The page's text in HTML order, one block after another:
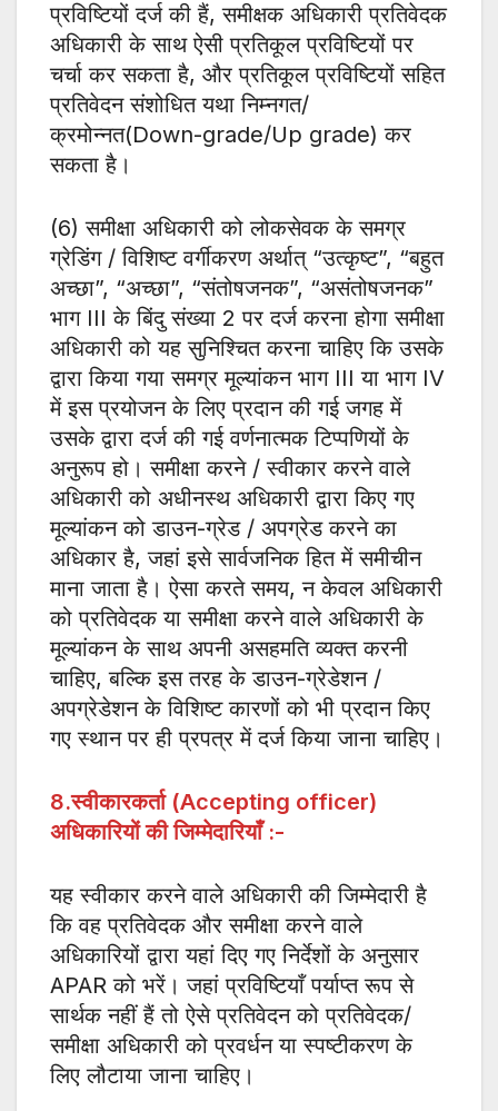
प्रविष्टियों दर्ज की हैं, समीक्षक अधिकारी प्रतिवेदक
अधिकारी के साथ ऐसी प्रतिकूल प्रविष्टियों पर
चर्चा कर सकता है, और प्रतिकूल प्रविष्टियों सहित
प्रतिवेदन संशोधित यथा निम्नगत/
क्रमोन्नत(Down-grade/Up grade) कर
सकता है।
(6) समीक्षा अधिकारी को लोकसेवक के समग्र
ग्रेडिंग / विशिष्ट वर्गीकरण अर्थात् “उत्कृष्ट”, “बहुत
अच्छा”, “अच्छा”, “संतोषजनक”, “असंतोषजनक”
भाग III के बिंदु संख्या 2 पर दर्ज करना होगा समीक्षा
अधिकारी को यह सुनिश्चित करना चाहिए कि उसके
द्वारा किया गया समग्र मूल्यांकन भाग III या भाग IV
में इस प्रयोजन के लिए प्रदान की गई जगह में
उसके द्वारा दर्ज की गई वर्णनात्मक टिप्पणियों के
अनुरूप हो। समीक्षा करने / स्वीकार करने वाले
अधिकारी को अधीनस्थ अधिकारी द्वारा किए गए
मूल्यांकन को डाउन-ग्रेड / अपग्रेड करने का
अधिकार है, जहां इसे सार्वजनिक हित में समीचीन
माना जाता है। ऐसा करते समय, न केवल अधिकारी
को प्रतिवेदक या समीक्षा करने वाले अधिकारी के
मूल्यांकन के साथ अपनी असहमति व्यक्त करनी
चाहिए, बल्कि इस तरह के डाउन-ग्रेडेशन /
अपग्रेडेशन के विशिष्ट कारणों को भी प्रदान किए
गए स्थान पर ही प्रपत्र में दर्ज किया जाना चाहिए।
8.स्वीकारकर्ता (Accepting officer)
अधिकारियों की जिम्मेदारियाँ :-
यह स्वीकार करने वाले अधिकारी की जिम्मेदारी है
कि वह प्रतिवेदक और समीक्षा करने वाले
अधिकारियों द्वारा यहां दिए गए निर्देशों के अनुसार
APAR को भरें। जहां प्रविष्टियाँ पर्याप्त रूप से
सार्थक नहीं हैं तो ऐसे प्रतिवेदन को प्रतिवेदक/
समीक्षा अधिकारी को प्रवर्धन या स्पष्टीकरण के
लिए लौटाया जाना चाहिए।